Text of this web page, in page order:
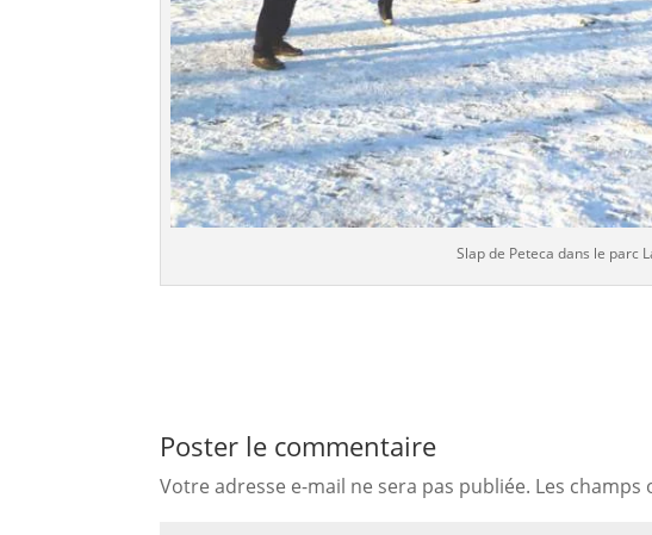
Slap de Peteca dans le parc
Poster le commentaire
Votre adresse e-mail ne sera pas publiée. Les